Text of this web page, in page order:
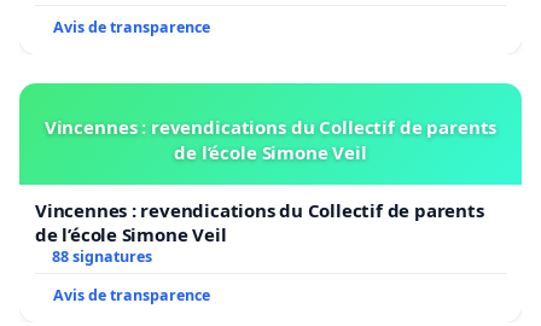
Avis de transparence
Vincennes : revendications du Collectif de parents
de l’école Simone Veil
Vincennes : revendications du Collectif de parents
de l’école Simone Veil
88 signatures
Avis de transparence